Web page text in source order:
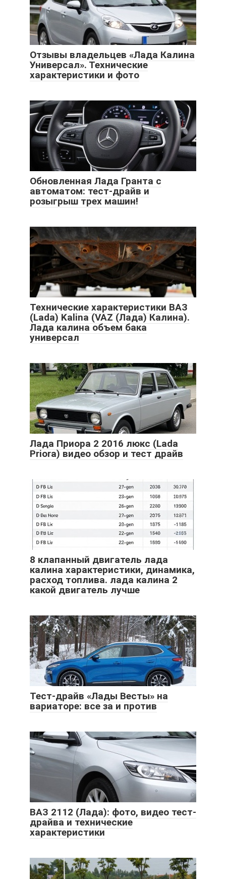
Отзывы владельцев «Лада Калина
Универсал». Технические
характеристики и фото
Обновленная Лада Гранта с
автоматом: тест-драйв и
розыгрыш трех машин!
Технические характеристики ВАЗ
(Lada) Kalina (VAZ (Лада) Калина).
Лада калина объем бака
универсал
Лада Приора 2 2016 люкс (Lada
Priora) видео обзор и тест драйв
8 клапанный двигатель лада
калина характеристики, динамика,
расход топлива. лада калина 2
какой двигатель лучше
Тест-драйв «Лады Весты» на
вариаторе: все за и против
ВАЗ 2112 (Лада): фото, видео тест-
драйва и технические
характеристики